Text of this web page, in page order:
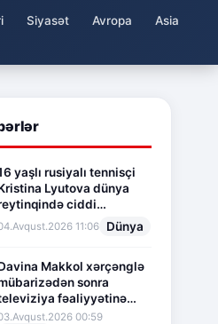
Siyasət Avropa
Asia
yaşlı rusiyalı tennisçi
Lyutova dünya
ciddi
imza atdı
11:06 Dünya
Makkol xərçənglə
sonra
fəaliyyətinə
verir
00:59